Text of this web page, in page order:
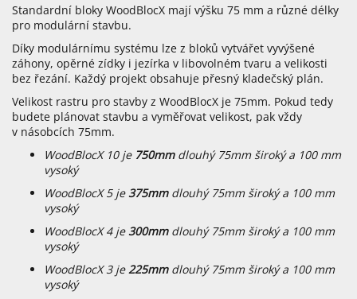
Standardní bloky WoodBlocX mají výšku 75 mm a různé délky
pro modulární stavbu.
Díky modulárnímu systému lze z bloků vytvářet vyvýšené
záhony, opěrné zídky i jezírka v libovolném tvaru a velikosti
bez řezání. Každý projekt obsahuje přesný kladečský plán.
Velikost rastru pro stavby z WoodBlocX je 75mm. Pokud tedy
budete plánovat stavbu a vyměřovat velikost, pak vždy
v násobcích 75mm.
WoodBlocX 10 je 750mmdlouhý 75mm široký a 100 mm
vysoký
WoodBlocX 5 je375mmdlouhý 75mm široký a 100 mm
vysoký
WoodBlocX 4 je300mmdlouhý 75mm široký a 100 mm
vysoký
WoodBlocX 3 je225mmdlouhý 75mm široký a 100 mm
vysoký